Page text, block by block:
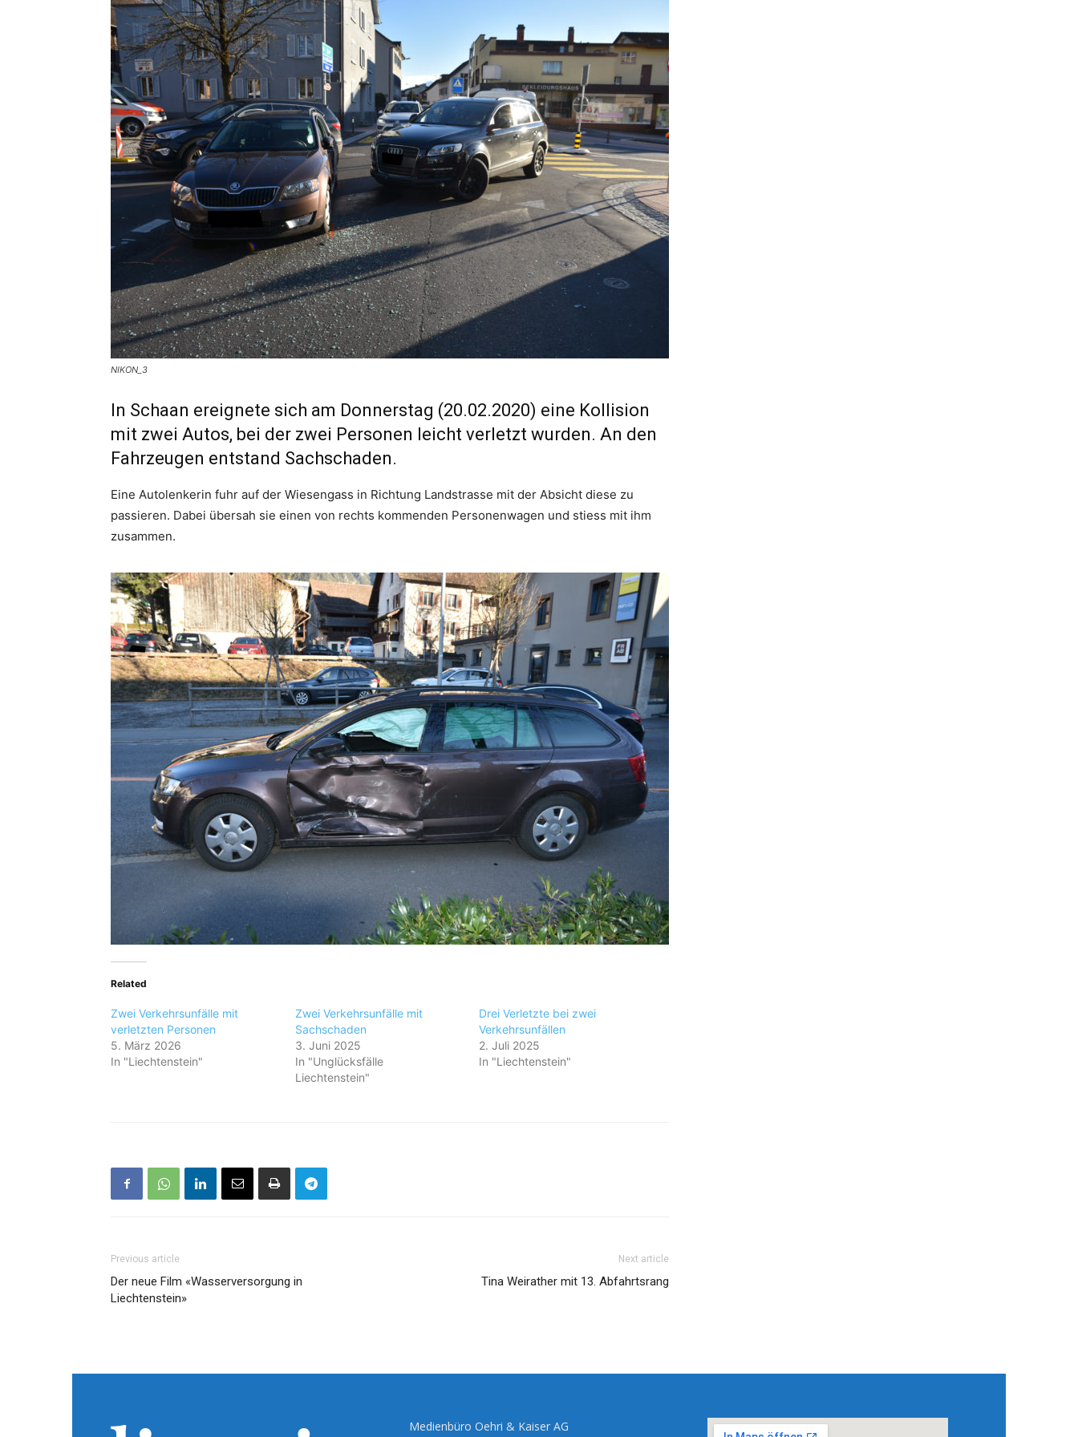
NIKON_3
In Schaan ereignete sich am Donnerstag (20.02.2020) eine Kollision
mit zwei Autos, bei der zwei Personen leicht verletzt wurden. An den
Fahrzeugen entstand Sachschaden.
Eine Autolenkerin fuhr auf der Wiesengass in Richtung Landstrasse mit der Absicht diese zu
passieren. Dabei übersah sie einen von rechts kommenden Personenwagen und stiess mit ihm
zusammen.
Related
Zwei Verkehrsunfälle mit
verletzten Personen
5. März 2026
In "Liechtenstein"
Zwei Verkehrsunfälle mit
Sachschaden
3. Juni 2025
In "Unglücksfälle
Liechtenstein"
Drei Verletzte bei zwei
Verkehrsunfällen
2. Juli 2025
In "Liechtenstein"
Previous article
Der neue Film «Wasserversorgung in
Liechtenstein»
Next article
Tina Weirather mit 13. Abfahrtsrang
Medienbüro Oehri & Kaiser AG